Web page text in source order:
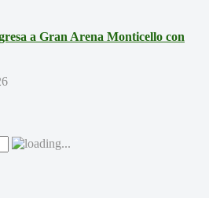
a Gran Arena Monticello con